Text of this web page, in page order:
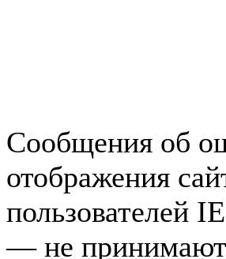
Сообщения об
отображения
пользователей
— не